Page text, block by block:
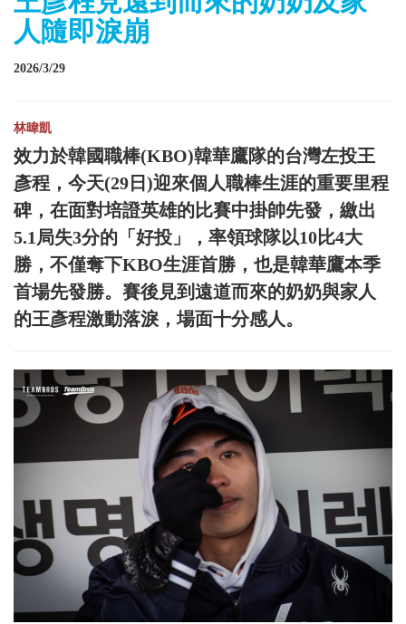
人隨即淚崩
2026/3/29
林暐凱
效力於韓國職棒(KBO)韓華鷹隊的台灣左投王
彥程，今天(29日)迎來個人職棒生涯的重要里程
碑，在面對培證英雄的比賽中掛帥先發，繳出
5.1局失3分的「好投」，率領球隊以10比4大
勝，不僅奪下KBO生涯首勝，也是韓華鷹本季
首場先發勝。賽後見到遠道而來的奶奶與家人
的王彥程激動落淚，場面十分感人。